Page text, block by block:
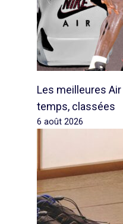
Les meilleures
temps, classées
6 août 2026